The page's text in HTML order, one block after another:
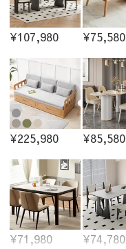
¥107,980 ¥75,580
¥225,980 ¥85,580
¥71,980 ¥74,780